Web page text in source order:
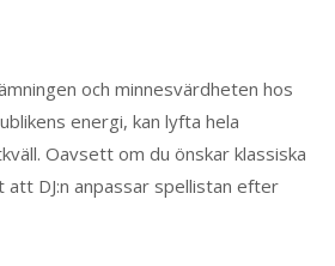
och minnesvärdheten hos
energi, kan lyfta hela
Oavsett om du önskar klassiska
DJ:n anpassar spellistan efter